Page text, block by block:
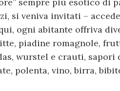
si veniva invitati –
ogni abitante offriva
piadine romagnole,
wurstel e crauti, sapori
polenta, vino, birra,